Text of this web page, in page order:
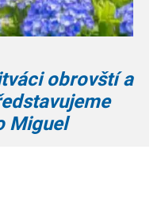
obrovští a
Miguel